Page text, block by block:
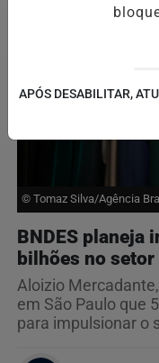
© Tomaz Silva/Agência
BNDES planeja
bilhões no
Aloizio
em São Paulo que
para impulsionar o
APÓS DESABILITAR,